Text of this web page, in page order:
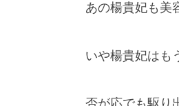
あの楊貴妃も美
いや楊貴妃はも